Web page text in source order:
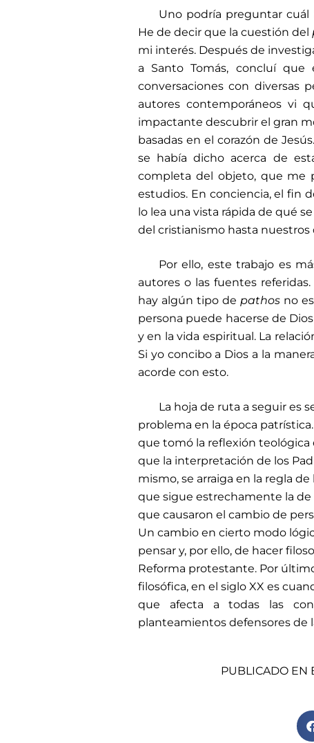
Uno podría preguntar cuál
He de decir que la cuestión del
mi interés. Después de
a Santo Tomás, concluí
conversaciones con diversas
autores contemporáneos vi
impactante descubrir el gran
basadas en el corazón de
se había dicho acerca de
completa del objeto, que me
estudios. En conciencia, el fin
lo lea una vista rápida de qué
del cristianismo hasta nuestros
Por ello, este trabajo es
autores o las fuentes
hay algún tipo de pathosno
persona puede hacerse de Dios
y en la vida espiritual. La
Si yo concibo a Dios a la
acorde con esto.
La hoja de ruta a seguir es
problema en la época
que tomó la reflexión teológica
que la interpretación de los
mismo, se arraiga en la regla
que sigue estrechamente la de
que causaron el cambio de
Un cambio en cierto modo
pensar y, por ello, de hacer
Reforma protestante. Por
filosófica, en el siglo XX es
que afecta a todas las
planteamientos defensores de
PUBLICADO EN